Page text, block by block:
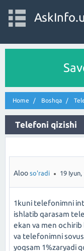
Home Boshqa
Telefoni qizishi
Aloo so'radi 19 Iyun,
1kuni telefonimni
ishlatib qarasam
ekan va men
va telefonimni
yoqsam 1%zaryadi